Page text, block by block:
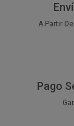
A Partir
Pago